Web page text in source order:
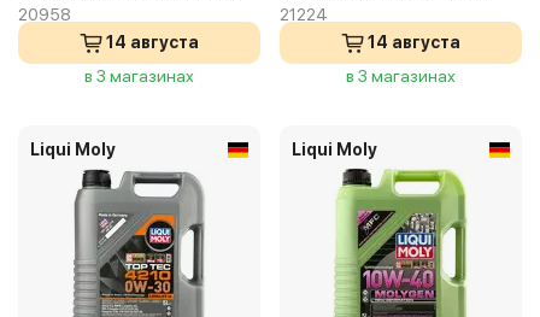
20958
14 августа
в 3 магазинах
21224
14 августа
в 3 магазинах
Liqui Moly Liqui Moly